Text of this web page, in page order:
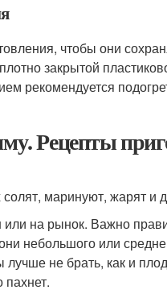
чтобы они
закрытой
рекомендуется
Рецепты
маринуют, жарят и
или на рынок. Важно
небольшого или
не брать, как и
пахнет.